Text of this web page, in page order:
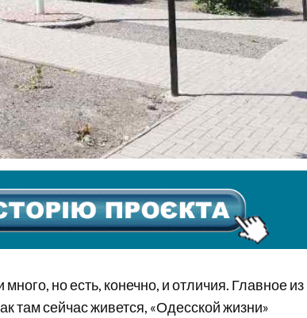
но есть, конечно, и отличия. Главное из
там сейчас живется, «Одесской жизни»